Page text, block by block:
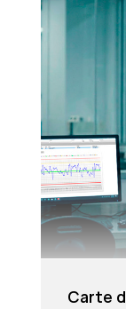
Carte